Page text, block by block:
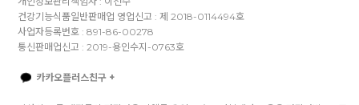
건강기능식품일반판매업 영업신고 : 제 2018-0114494호
사업자등록번호 : 891-86-00278
통신판매업신고 : 2019-용인수지-0763호
카카오플러스친구 +